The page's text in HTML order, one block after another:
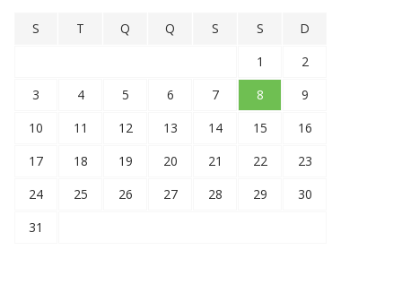
S T Q Q S S
D
1
2
3
4 5 6 7 8
9
10
11 12 13 14 15
16
17
18 19 20 21 22
23
24
25 26 27 28 29
30
31